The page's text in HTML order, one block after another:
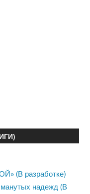
(В разработке)
надежд (В